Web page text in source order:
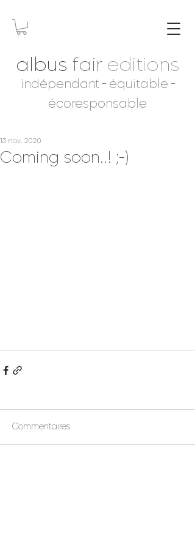
albus fair editions
indépendant - équitable -
écoresponsable
Coming soon..! ;-)
13 nov. 2020
Commentaires